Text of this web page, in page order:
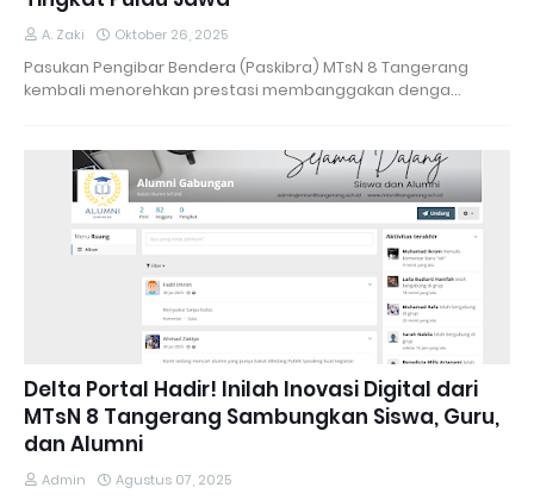
A. Zaki Oktober 26, 2025
Pasukan Pengibar Bendera (Paskibra) MTsN 8 Tangerang
kembali menorehkan prestasi membanggakan denga…
Delta Portal Hadir! Inilah Inovasi Digital dari
MTsN 8 Tangerang Sambungkan Siswa, Guru,
dan Alumni
Admin Agustus 07, 2025